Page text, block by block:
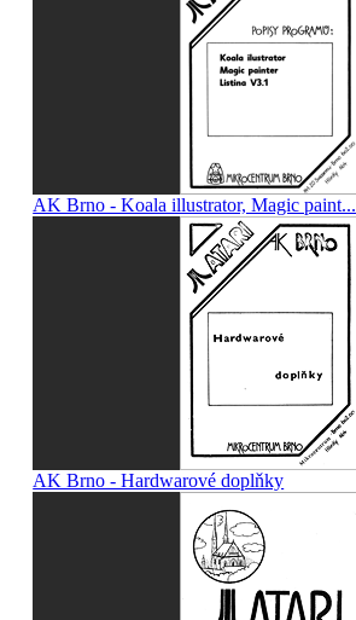
AK Brno - Koala illustrator, Magic paint...
AK Brno - Hardwarové doplňky